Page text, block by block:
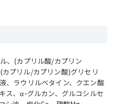
、(カプリル酸/カプリン
プリル/カプリン酸)グリセリ
、ラウリルベタイン、クエン酸
ス、α-グルカン、グルコシルセ